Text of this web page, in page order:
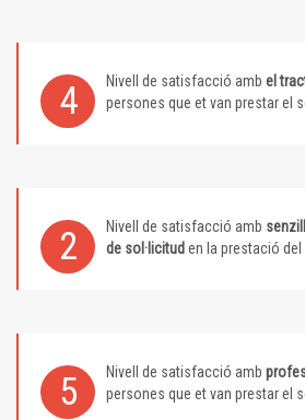
4 Nivell de satisfacció amb el
persones que et van prestar el
2 Nivell de satisfacció amb
de sol·licitud en la prestació del
5 Nivell de satisfacció amb
persones que et van prestar el